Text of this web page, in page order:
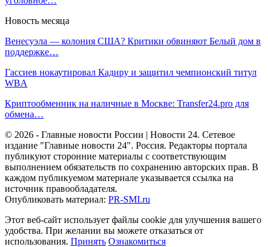
Новость месяца
Венесуэла — колония США? Критики обвиняют Белый дом в
поддержке…
Гассиев нокаутировал Кадиру и защитил чемпионский титул
WBA
Криптообменник на наличные в Москве: Transfer24.pro для
обмена…
© 2026 - Главные новости России | Новости 24. Сетевое
издание "Главные новости 24". Россия. Редакторы портала
публикуют сторонние материалы с соответствующим
выполнением обязательств по сохранению авторских прав. В
каждом публикуемом материале указывается ссылка на
источник правообладателя.
Опубликовать материал: PR-SMI.ru
Этот веб-сайт использует файлы cookie для улучшения вашего
удобства. При желании вы можете отказаться от
использования. Принять Ознакомиться